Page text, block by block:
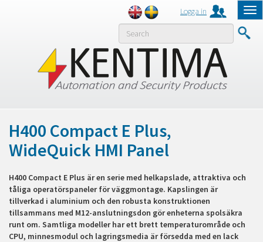
Logga in
MENY
H400 Compact E Plus,
WideQuick HMI Panel
H400 Compact E Plus är en serie med helkapslade, attraktiva och
tåliga operatörspaneler för väggmontage. Kapslingen är
tillverkad i aluminium och den robusta konstruktionen
tillsammans med M12-anslutningsdon gör enheterna spolsäkra
runt om. Samtliga modeller har ett brett temperaturområde och
CPU, minnesmodul och lagringsmedia är försedda med en lack